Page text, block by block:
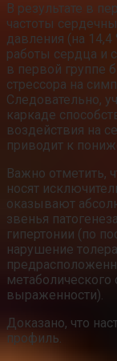
В результате в
частоты
давления (на 14,4
работы сердца и
в первой группе
стрессора на
Следовательно,
каркаде
воздействия на
приводит к
Важно отметить,
носят
оказывают
звенья
гипертонии (по
нарушение
выраженности).
Доказано, что
профиль.